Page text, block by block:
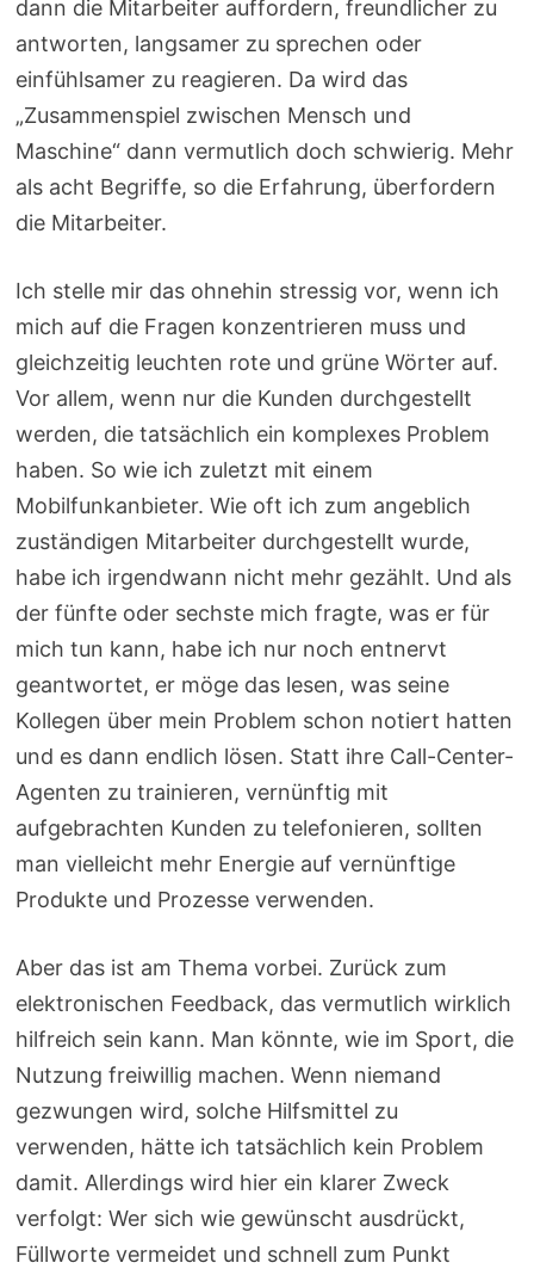
dann die Mitarbeiter auffordern, freundlicher zu
antworten, langsamer zu sprechen oder
einfühlsamer zu reagieren. Da wird das
„Zusammenspiel zwischen Mensch und
Maschine“ dann vermutlich doch schwierig. Mehr
als acht Begriffe, so die Erfahrung, überfordern
die Mitarbeiter.
Ich stelle mir das ohnehin stressig vor, wenn ich
mich auf die Fragen konzentrieren muss und
gleichzeitig leuchten rote und grüne Wörter auf.
Vor allem, wenn nur die Kunden durchgestellt
werden, die tatsächlich ein komplexes Problem
haben. So wie ich zuletzt mit einem
Mobilfunkanbieter. Wie oft ich zum angeblich
zuständigen Mitarbeiter durchgestellt wurde,
habe ich irgendwann nicht mehr gezählt. Und als
der fünfte oder sechste mich fragte, was er für
mich tun kann, habe ich nur noch entnervt
geantwortet, er möge das lesen, was seine
Kollegen über mein Problem schon notiert hatten
und es dann endlich lösen. Statt ihre Call-Center-
Agenten zu trainieren, vernünftig mit
aufgebrachten Kunden zu telefonieren, sollten
man vielleicht mehr Energie auf vernünftige
Produkte und Prozesse verwenden.
Aber das ist am Thema vorbei. Zurück zum
elektronischen Feedback, das vermutlich wirklich
hilfreich sein kann. Man könnte, wie im Sport, die
Nutzung freiwillig machen. Wenn niemand
gezwungen wird, solche Hilfsmittel zu
verwenden, hätte ich tatsächlich kein Problem
damit. Allerdings wird hier ein klarer Zweck
verfolgt: Wer sich wie gewünscht ausdrückt,
Füllworte vermeidet und schnell zum Punkt